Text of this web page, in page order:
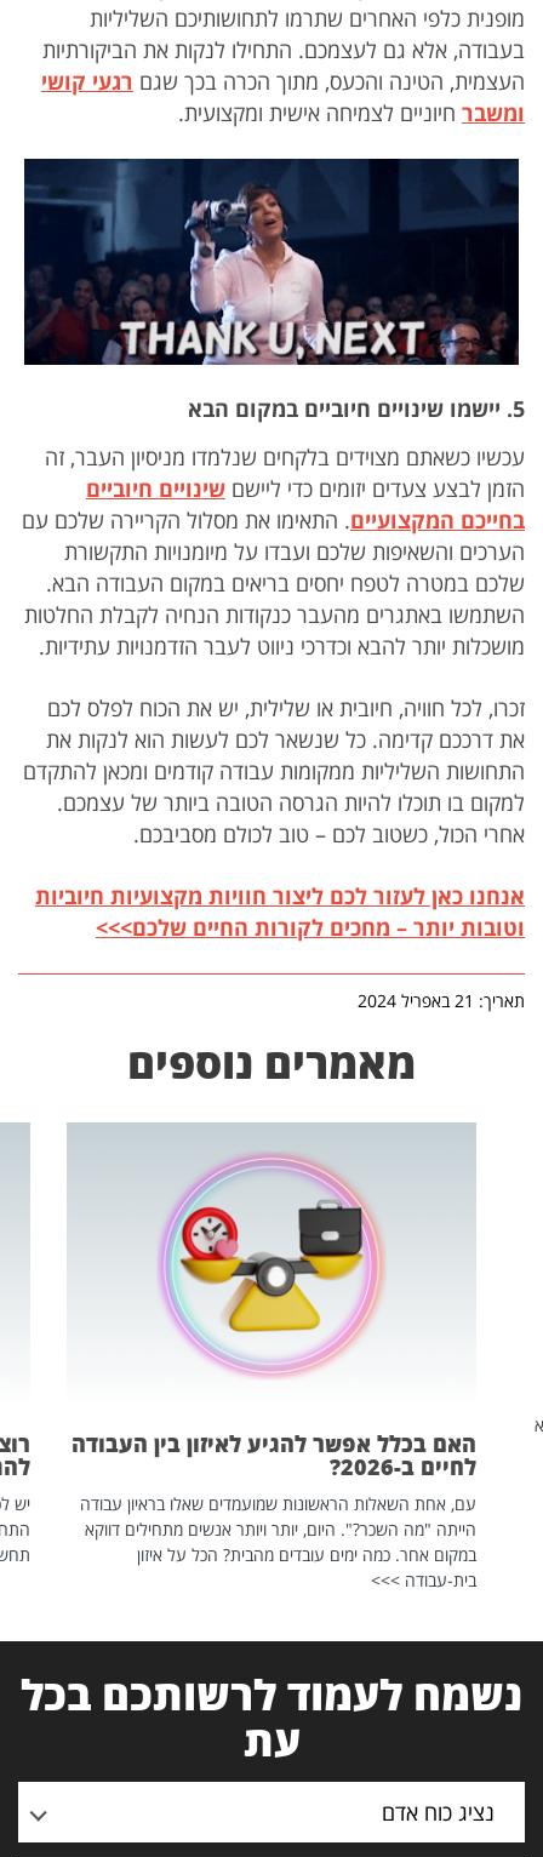
מופנית כלפי האחרים שתרמו לתחושותיכם השליליות
בעבודה, אלא גם לעצמכם. התחילו לנקות את הביקורתיות
העצמית, הטינה והכעס, מתוך הכרה בכך שגם רגעי קושי
ומשבר חיוניים לצמיחה אישית ומקצועית.
5. יישמו שינויים חיוביים במקום הבא
עכשיו כשאתם מצוידים בלקחים שנלמדו מניסיון העבר, זה
הזמן לבצע צעדים יזומים כדי ליישם שינויים חיוביים
בחייכם המקצועיים. התאימו את מסלול הקריירה שלכם עם
הערכים והשאיפות שלכם ועבדו על מיומנויות התקשורת
שלכם במטרה לטפח יחסים בריאים במקום העבודה הבא.
השתמשו באתגרים מהעבר כנקודות הנחיה לקבלת החלטות
מושכלות יותר להבא וכדרכי ניווט לעבר הזדמנויות עתידיות.
זכרו, לכל חוויה, חיובית או שלילית, יש את הכוח לפלס לכם
את דרככם קדימה. כל שנשאר לכם לעשות הוא לנקות את
התחושות השליליות ממקומות עבודה קודמים ומכאן להתקדם
למקום בו תוכלו להיות הגרסה הטובה ביותר של עצמכם.
אחרי הכול, כשטוב לכם – טוב לכולם מסביבכם.
אנחנו כאן לעזור לכם ליצור חוויות מקצועיות חיוביות
וטובות יותר – מחכים לקורות החיים שלכם>>>
תאריך: 21 באפריל 2024
מאמרים נוספים
האם בכלל אפשר להגיע לאיזון בין העבודה
לחיים ב-2026?
עם, אחת השאלות הראשונות שמועמדים שאלו בראיון עבודה
הייתה "מה השכר?". היום, יותר ויותר אנשים מתחילים דווקא
במקום אחר. כמה ימים עובדים מהבית? הכל על איזון
בית-עבודה >>>
יש
נשמח לעמוד לרשותכם בכל
עת
נציג כוח אדם